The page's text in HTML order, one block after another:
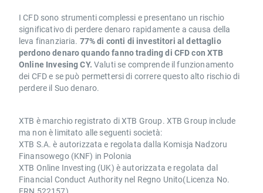
I CFD sono strumenti complessi e presentano un rischio
significativo di perdere denaro rapidamente a causa della
leva finanziaria. 77% di conti di investitori al dettaglio
perdono denaro quando fanno trading di CFD con XTB
Online Invesing CY. Valuti se comprende il funzionamento
dei CFD e se può permettersi di correre questo alto rischio di
perdere il Suo denaro.
XTB è marchio registrato di XTB Group. XTB Group include
ma non è limitato alle seguenti società:
XTB S.A. è autorizzata e regolata dalla Komisja Nadzoru
Finansowego (KNF) in Polonia
XTB Online Investing (UK) è autorizzata e regolata dal
Financial Conduct Authority nel Regno Unito(Licenza No.
FRN 522157)